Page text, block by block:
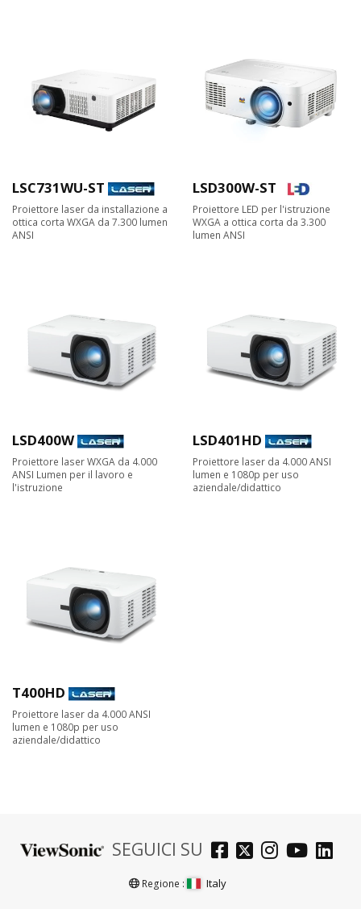
LSC731WU-ST
Proiettore laser da installazione a
ottica corta WXGA da 7.300 lumen
ANSI
LSD300W-ST
Proiettore LED per l'istruzione
WXGA a ottica corta da 3.300
lumen ANSI
LSD400W
Proiettore laser WXGA da 4.000
ANSI Lumen per il lavoro e
l'istruzione
LSD401HD
Proiettore laser da 4.000 ANSI
lumen e 1080p per uso
aziendale/didattico
T400HD
Proiettore laser da 4.000 ANSI
lumen e 1080p per uso
aziendale/didattico
SEGUICI SU
Regione : Italy